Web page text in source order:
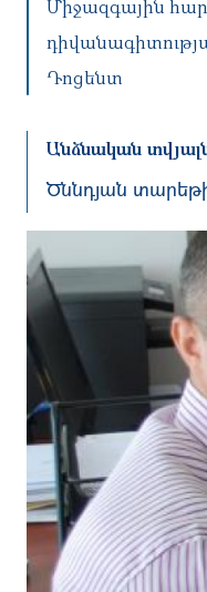
Միջազգային
Դոցենտ
Անձնական
Ծննդյան